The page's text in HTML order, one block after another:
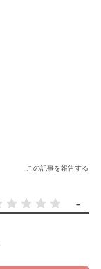
この記事を報告する
-